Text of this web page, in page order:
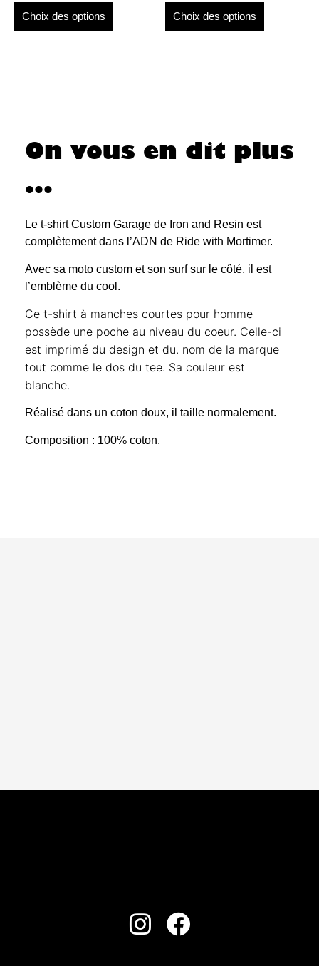
Choix des options Choix des options
On vous en dit plus
...
Le t-shirt Custom Garage de Iron and Resin est
complètement dans l’ADN de Ride with Mortimer.
Avec sa moto custom et son surf sur le côté, il est
l’emblème du cool.
Ce t-shirt à manches courtes pour homme
possède une poche au niveau du coeur. Celle-ci
est imprimé du design et du. nom de la marque
tout comme le dos du tee. Sa couleur est
blanche.
Réalisé dans un coton doux, il taille normalement.
Composition : 100% coton.